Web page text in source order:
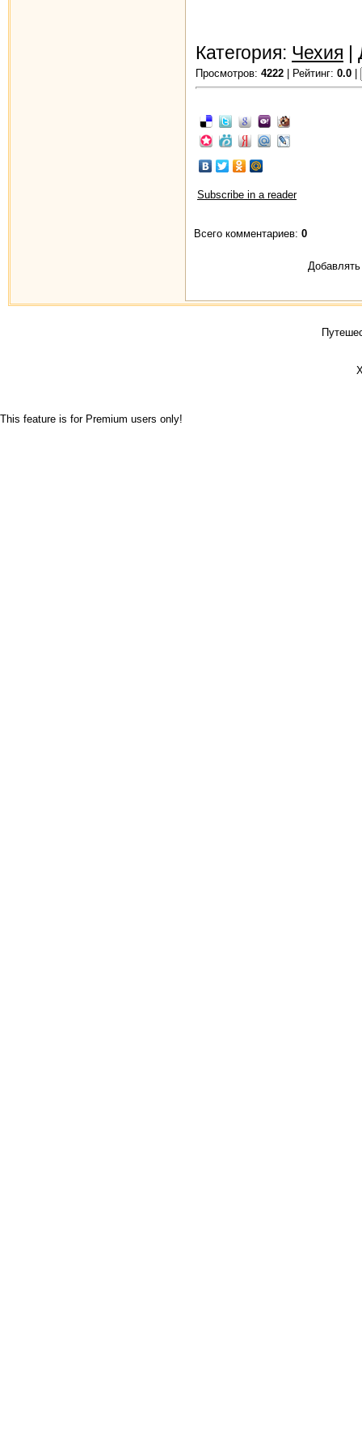
Категория: Чехия
Просмотров: 4222 | Рейтинг: 0.0
Subscribe in a reader
Всего комментариев: 0
Добавлять
This feature is for Premium users only!